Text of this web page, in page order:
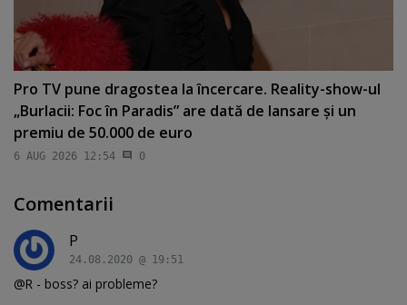
Pro TV pune dragostea la încercare. Reality-show-ul
„Burlacii: Foc în Paradis” are dată de lansare şi un
premiu de 50.000 de euro
6 AUG 2026 12:54 0
Comentarii
P
24.08.2020 @ 19:51
@R - boss? ai probleme?